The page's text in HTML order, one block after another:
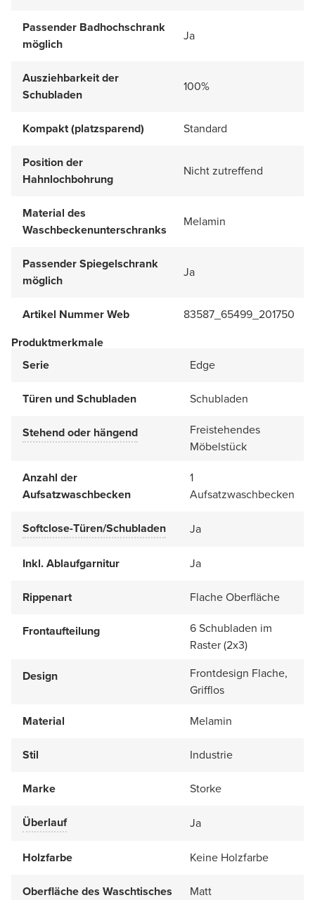
Passender Badhochschrank
möglich
Ja
Ausziehbarkeit der
Schubladen
100%
Kompakt (platzsparend) Standard
Position der
Hahnlochbohrung
Nicht zutreffend
Material des
Waschbeckenunterschranks
Melamin
Passender Spiegelschrank
möglich
Ja
Artikel Nummer Web
83587_65499_201750
Produktmerkmale
Serie
Edge
Türen und Schubladen Schubladen
Stehend oder hängend
Freistehendes
Möbelstück
Anzahl der
Aufsatzwaschbecken
1
Aufsatzwaschbecken
Softclose-Türen/Schubladen Ja
Inkl. Ablaufgarnitur Ja
Rippenart Flache Oberfläche
Frontaufteilung
6 Schubladen im
Raster (2x3)
Design
Frontdesign Flache,
Grifflos
Material
Melamin
Stil Industrie
Marke Storke
Überlauf Ja
Holzfarbe Keine Holzfarbe
Oberfläche des Waschtisches Matt